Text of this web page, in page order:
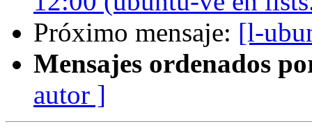
Próximo mensaje: [l-
Mensajes ordenados
autor ]